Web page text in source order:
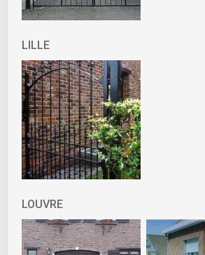
LILLE
LOUVRE